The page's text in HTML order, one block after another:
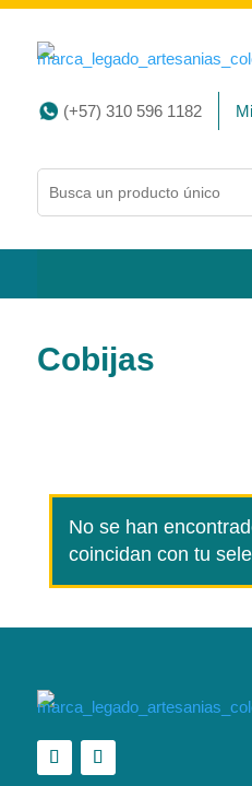
(+57) 310 596 1182
Cobijas
No se han
coincidan con tu